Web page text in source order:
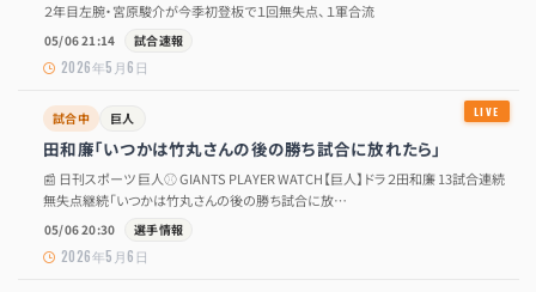
２年目左腕・宮原駿介が今季初登板で１回無失点、１軍合流
05/06 21:14 試合速報
2026年5月6日
試合中 巨人
田和廉「いつかは竹丸さんの後の勝ち試合に放れたら」
📰 日刊スポーツ 巨人⚾ GIANTS PLAYER WATCH【巨人】ドラ２田和廉 13試合連続
無失点継続「いつかは竹丸さんの後の勝ち試合に放…
05/06 20:30 選手情報
2026年5月6日